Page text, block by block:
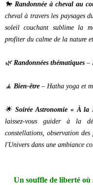
🐎 Randonnée à cheval au
cheval à travers les paysages
soleil couchant sublime la
profiter du calme de la nature
🌿Randonnées thématiques –
🧘 Bien-être – Hatha yoga et
🌟Soirée Astronomie « À
laissez-vous guider à la
constellations, observation des
l'Univers dans une ambiance
Un souffle de liberté où